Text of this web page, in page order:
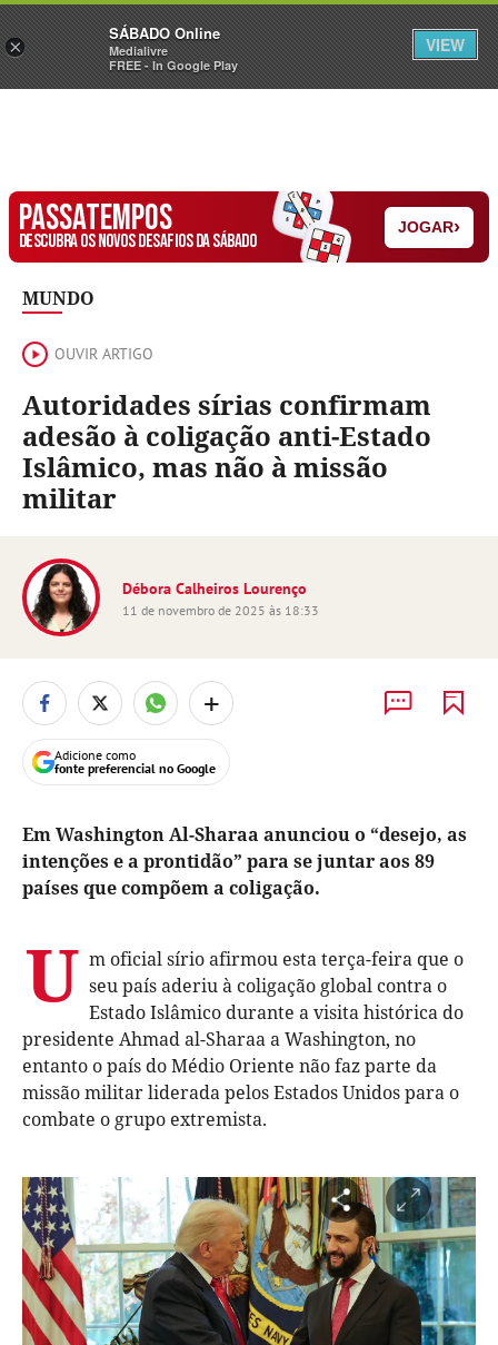
Sábado Assine Iniciar Sessão
PASSATEMPOS
DESCUBRA OS NOVOS DESAFIOS DA SÁBADO
JOGAR›
MUNDO
OUVIR ARTIGO
Autoridades sírias confirmam
adesão à coligação anti-Estado
Islâmico, mas não à missão
militar
Débora Calheiros Lourenço
11 de novembro de 2025 às 18:33
+
Adicione como
fonte preferencial no Google
Em Washington Al-Sharaa anunciou o “desejo, as
intenções e a prontidão” para se juntar aos 89
países que compõem a coligação.
U m oficial sírio afirmou esta terça-feira que o
seu país aderiu à coligação global contra o
Estado Islâmico durante a visita histórica do
presidente Ahmad al-Sharaa a Washington, no
entanto o país do Médio Oriente não faz parte da
missão militar liderada pelos Estados Unidos para o
combate o grupo extremista.
×
SÁBADO Online
Medialivre
FREE - In Google Play
VIEW